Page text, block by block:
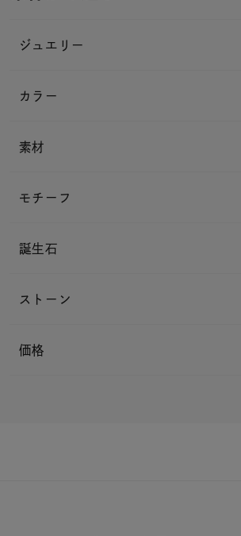
ジュエリー
カラー
素材
モチーフ
誕生石
ストーン
価格